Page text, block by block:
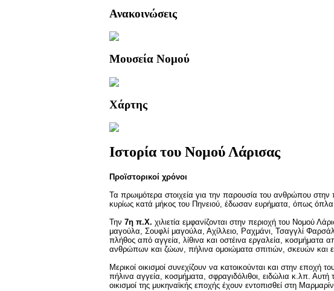
Ανακοινώσεις
Μουσεία Νομού
Χάρτης
Ιστορία του Νομού Λάρισας
Προϊστορικοί χρόνοι
Τα πρωιμότερα στοιχεία για την παρουσία του ανθρώπου στην
κυρίως κατά μήκος του Πηνειού, έδωσαν ευρήματα, όπως
Την 7η π.Χ. χιλιετία εμφανίζονται στην περιοχή του Νομού
μαγούλα, Σουφλί μαγούλα, Αχίλλειο, Ραχμάνι, Τσαγγλί
πλήθος από αγγεία, λίθινα και οστέινα εργαλεία, κοσμήματα
ανθρώπων και ζώων, πήλινα ομοιώματα σπιτιών, σκευών και
Μερικοί οικισμοί συνεχίζουν να κατοικούνται και στην
πήλινα αγγεία, κοσμήματα, σφραγιδόλιθοι, ειδώλια κ.λπ. Αυτή
οικισμοί της μυκηναϊκής εποχής έχουν εντοπισθεί στη